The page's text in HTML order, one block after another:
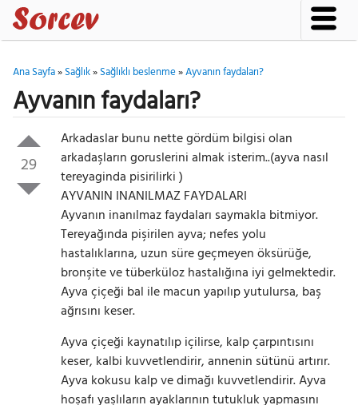
Ana Sayfa»Sağlık»Sağlıklı beslenme»Ayvanın faydaları?
Ayvanın faydaları?
29
Arkadaslar bunu nette gördüm bilgisi olan
arkadaşların goruslerini almak isterim..(ayva nasıl
tereyaginda pisirilirki )
AYVANIN INANILMAZ FAYDALARI
Ayvanın inanılmaz faydaları saymakla bitmiyor.
Tereyağında pişirilen ayva; nefes yolu
hastalıklarına, uzun süre geçmeyen öksürüğe,
bronşite ve tüberküloz hastalığına iyi gelmektedir.
Ayva çiçeği bal ile macun yapılıp yutulursa, baş
ağrısını keser.
Ayva çiçeği kaynatılıp içilirse, kalp çarpıntısını
keser, kalbi kuvvetlendirir, annenin sütünü artırır.
Ayva kokusu kalp ve dimağı kuvvetlendirir. Ayva
hoşafı yaşlıların ayaklarının tutukluk yapmasını